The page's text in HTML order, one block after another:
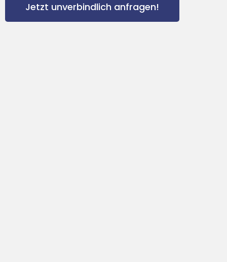
Jetzt unverbindlich anfragen!